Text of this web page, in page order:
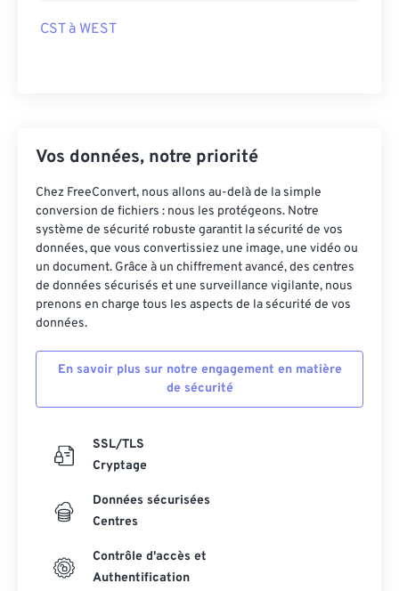
CST à WEST
Vos données, notre priorité
Chez FreeConvert, nous allons au-delà de la simple
conversion de fichiers : nous les protégeons. Notre
système de sécurité robuste garantit la sécurité de vos
données, que vous convertissiez une image, une vidéo ou
un document. Grâce à un chiffrement avancé, des centres
de données sécurisés et une surveillance vigilante, nous
prenons en charge tous les aspects de la sécurité de vos
données.
En savoir plus sur notre engagement en matière
de sécurité
SSL/TLS
Cryptage
Données sécurisées
Centres
Contrôle d'accès et
Authentification